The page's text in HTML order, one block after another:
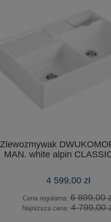
Zlewozmywak
MAN. white alpin
4 599,00 zł
Cena regularna:6 899,00 zł
Najniższa cena:4 799,00